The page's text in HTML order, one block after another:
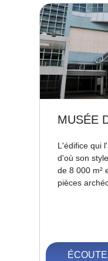
MUSÉE
L'édifice qui
d'où son
de 8 000 m²
pièces